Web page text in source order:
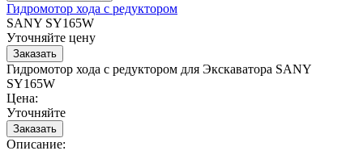
Гидромотор хода с редуктором
SANY SY165W
Уточняйте цену
Гидромотор хода с редуктором для Экскаватора SANY
SY165W
Цена:
Уточняйте
Описание: